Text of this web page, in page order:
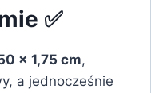
✅
x 1,75 cm,
a jednocześnie